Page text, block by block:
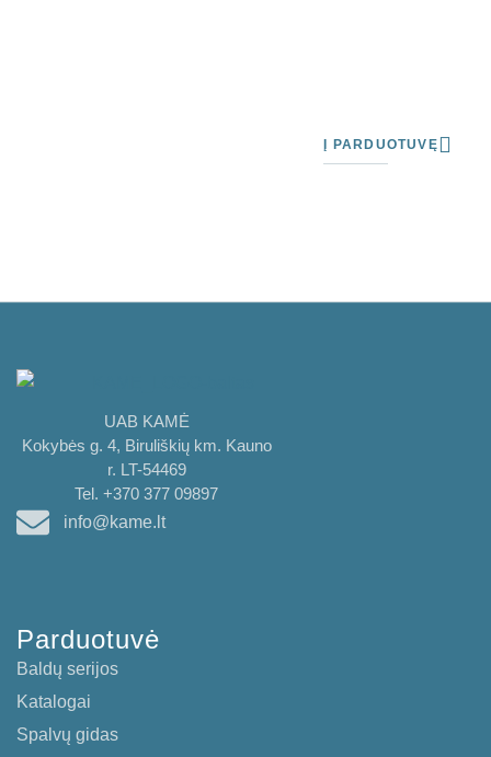
Į PARDUOTUVĘ
UAB KAMĖ
Kokybės g. 4, Biruliškių km. Kauno
r. LT-54469
Tel. +370 377 09897
info@kame.lt
Parduotuvė
Baldų serijos
Katalogai
Spalvų gidas